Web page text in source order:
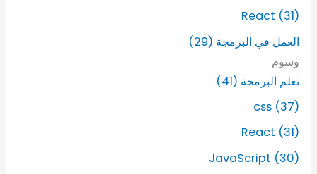
React (31)
العمل في البرمجة (29)
وسوم
تعلم البرمجة (41)
css (37)
React (31)
JavaScript (30)